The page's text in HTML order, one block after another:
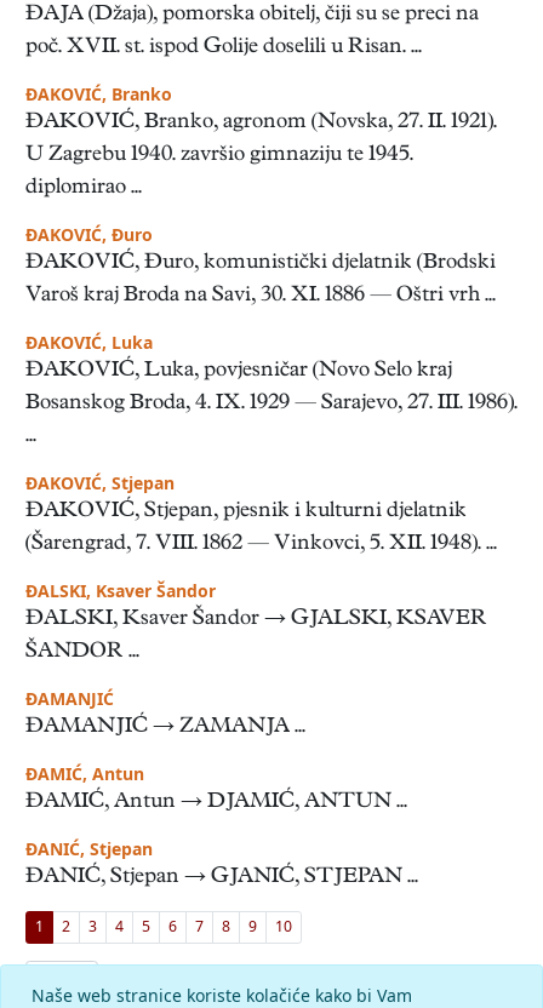
ĐAJA (Džaja), pomorska obitelj, čiji su se preci na
poč. XVII. st. ispod Golije doselili u Risan. ...
ĐAKOVIĆ, Branko
ĐAKOVIĆ, Branko, agronom (Novska, 27. II. 1921).
U Zagrebu 1940. završio gimnaziju te 1945.
diplomirao ...
ĐAKOVIĆ, Đuro
ĐAKOVIĆ, Đuro, komunistički djelatnik (Brodski
Varoš kraj Broda na Savi, 30. XI. 1886 — Oštri vrh ...
ĐAKOVIĆ, Luka
ĐAKOVIĆ, Luka, povjesničar (Novo Selo kraj
Bosanskog Broda, 4. IX. 1929 — Sarajevo, 27. III. 1986).
...
ĐAKOVIĆ, Stjepan
ĐAKOVIĆ, Stjepan, pjesnik i kulturni djelatnik
(Šarengrad, 7. VIII. 1862 — Vinkovci, 5. XII. 1948). ...
ĐALSKI, Ksaver Šandor
ĐALSKI, Ksaver Šandor → GJALSKI, KSAVER
ŠANDOR ...
ĐAMANJIĆ
ĐAMANJIĆ → ZAMANJA ...
ĐAMIĆ, Antun
ĐAMIĆ, Antun → DJAMIĆ, ANTUN ...
ĐANIĆ, Stjepan
ĐANIĆ, Stjepan → GJANIĆ, STJEPAN ...
1 2 3 4 5 6 7 8 9 10
Naše web stranice koriste kolačiće kako bi Vam